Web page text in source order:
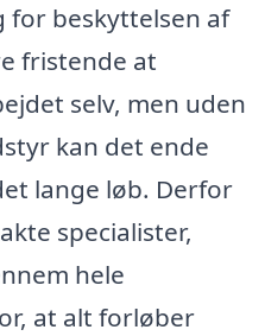
for beskyttelsen af
fristende at
selv, men uden
kan det ende
lange løb. Derfor
specialister,
hele
at alt forløber